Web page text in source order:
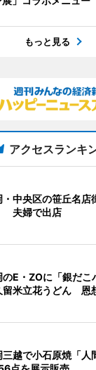
もっと見る
アクセスランキ
・中央区の笹丘名店
夫婦で出店
のE・ZOに「銀だこ
留米立花うどん 恩
三越で小石原焼「人